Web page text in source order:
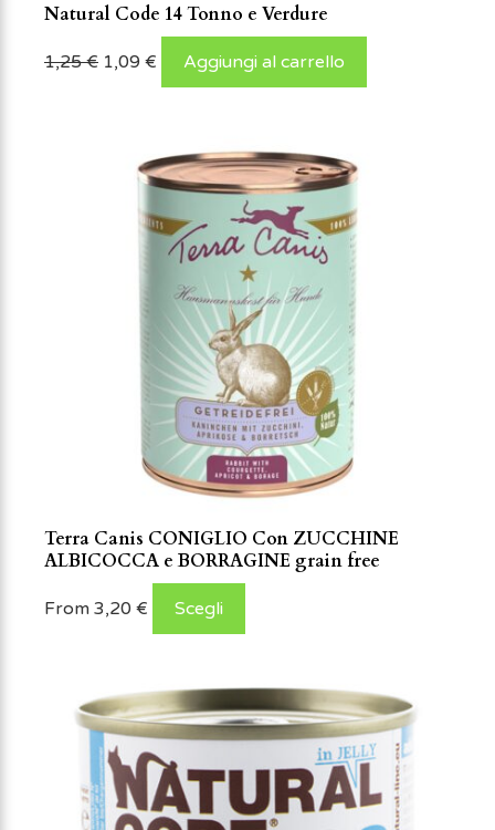
Natural Code 14 Tonno e Verdure
1,25€ 1,09 € Aggiungi al carrello
Terra Canis CONIGLIO Con ZUCCHINE
ALBICOCCA e BORRAGINE grain free
From 3,20 € Scegli